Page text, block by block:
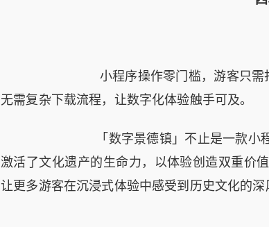
小程序操作零门槛，游客只需扫
无需复杂下载流程，让数字化体验触手可及。
「数字景德镇」不止是一款小程
激活了文化遗产的生命力，以体验创造双重价
让更多游客在沉浸式体验中感受到历史文化的深